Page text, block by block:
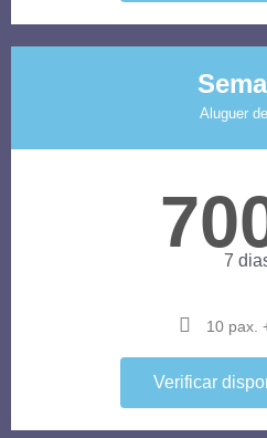
Aluguer
7
10 pax.
Verificar